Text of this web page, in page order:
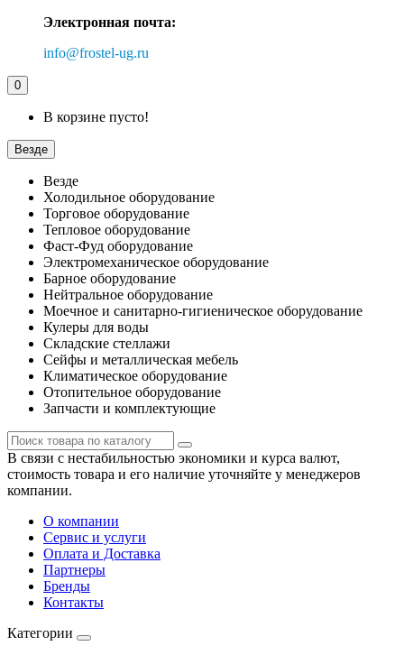
Электронная почта:
info@frostel-ug.ru
0
В корзине пусто!
Везде
Везде
Холодильное оборудование
Торговое оборудование
Тепловое оборудование
Фаст-Фуд оборудование
Электромеханическое оборудование
Барное оборудование
Нейтральное оборудование
Моечное и санитарно-гигиеническое оборудование
Кулеры для воды
Складские стеллажи
Сейфы и металлическая мебель
Климатическое оборудование
Отопительное оборудование
Запчасти и комплектующие
В связи с нестабильностью экономики и курса валют,
стоимость товара и его наличие уточняйте у менеджеров
компании.
О компании
Сервис и услуги
Оплата и Доставка
Партнеры
Бренды
Контакты
Категории